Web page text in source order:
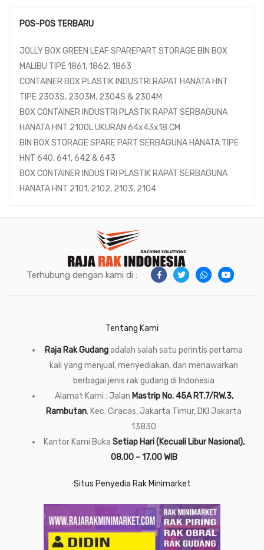
POS-POS TERBARU
JOLLY BOX GREEN LEAF SPAREPART STORAGE BIN BOX
MALIBU TIPE 1861, 1862, 1863
CONTAINER BOX PLASTIK INDUSTRI RAPAT HANATA HNT
TIPE 2303S, 2303M, 2304S & 2304M
BOX CONTAINER INDUSTRI PLASTIK RAPAT SERBAGUNA
HANATA HNT 2100L UKURAN 64x43x18 CM
BIN BOX STORAGE SPARE PART SERBAGUNA HANATA TIPE
HNT 640, 641, 642 & 643
BOX CONTAINER INDUSTRI PLASTIK RAPAT SERBAGUNA
HANATA HNT 2101, 2102, 2103, 2104
Terhubung dengan kami di :
Tentang Kami
Raja Rak Gudangadalah salah satu perintis pertama
kali yang menjual, menyediakan, dan menawarkan
berbagai jenis rak gudang di Indonesia
Alamat Kami : Jalan Mastrip No. 45A RT.7/RW.3,
Rambutan, Kec. Ciracas, Jakarta Timur, DKI Jakarta
13830
Kantor Kami Buka Setiap Hari (Kecuali Libur Nasional),
08.00 – 17.00 WIB
Situs Penyedia Rak Minimarket